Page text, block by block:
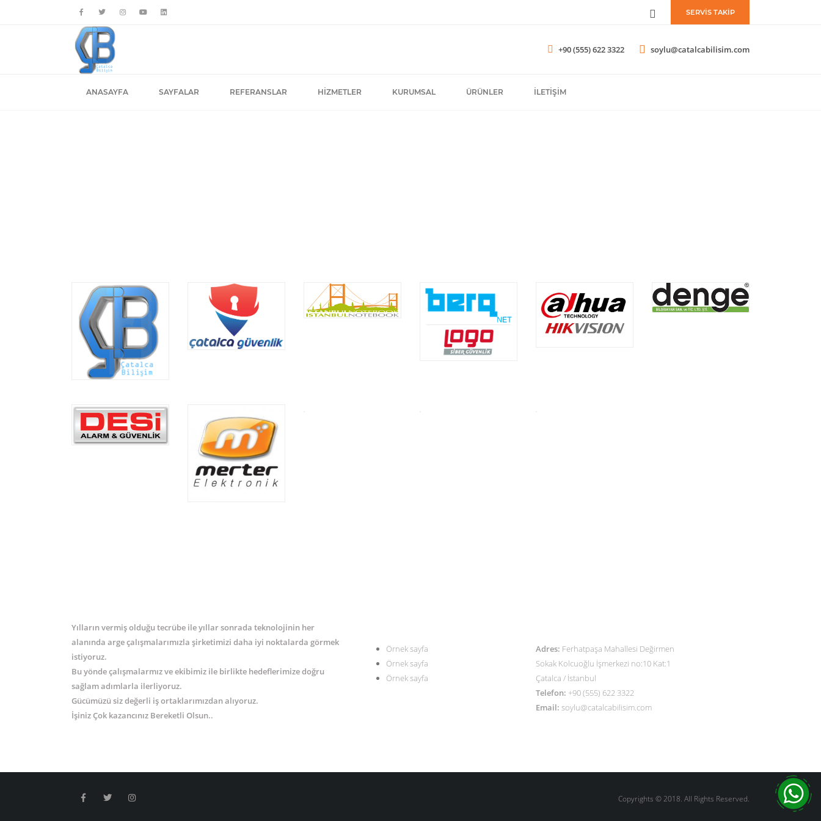
SERVİS TAKİP
+90 (555) 622 3322 soylu@catalcabilisim.com
ANASAYFA SAYFALAR REFERANSLAR HIZMETLER KURUMSAL ÜRÜNLER İLETIŞIM
Yılların vermiş olduğu tecrübe ile yıllar sonrada teknolojinin her
alanında arge çalışmalarımızla şirketimizi daha iyi noktalarda görmek
istiyoruz.
Bu yönde çalışmalarmız ve ekibimiz ile birlikte hedeflerimize doğru
sağlam adımlarla ilerliyoruz.
Gücümüzü siz değerli iş ortaklarımızdan alıyoruz.
İşiniz Çok kazancınız Bereketli Olsun..
Örnek sayfa
Örnek sayfa
Örnek sayfa
Adres: Ferhatpaşa Mahallesi Değirmen
Sokak Kolcuoğlu İşmerkezi no:10 Kat:1
Çatalca / İstanbul
Telefon: +90 (555) 622 3322
Email: soylu@catalcabilisim.com
Copyrights © 2018. All Rights Reserved.